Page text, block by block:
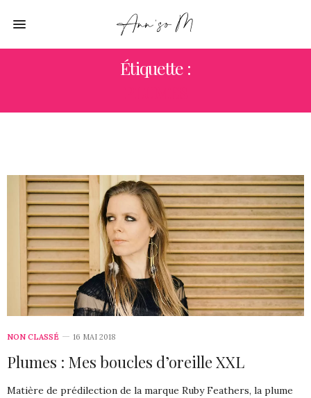
Étiquette :
NON CLASSÉ 16 MAI 2018
Plumes : Mes boucles d’oreille XXL
Matière de prédilection de la marque Ruby Feathers, la plume